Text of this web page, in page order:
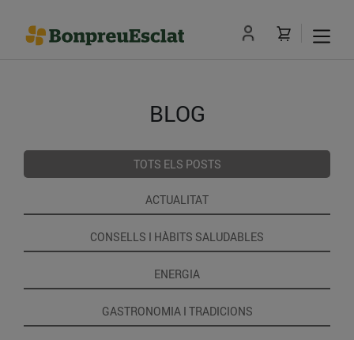
BLOG
TOTS ELS POSTS
ACTUALITAT
CONSELLS I HÀBITS SALUDABLES
ENERGIA
GASTRONOMIA I TRADICIONS